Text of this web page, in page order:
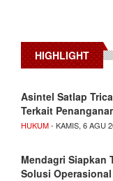
HIGHLIGHT
Asintel Satlap
Terkait
HUKUM- KAMIS, 6 AGU
Mendagri Siapkan
Solusi